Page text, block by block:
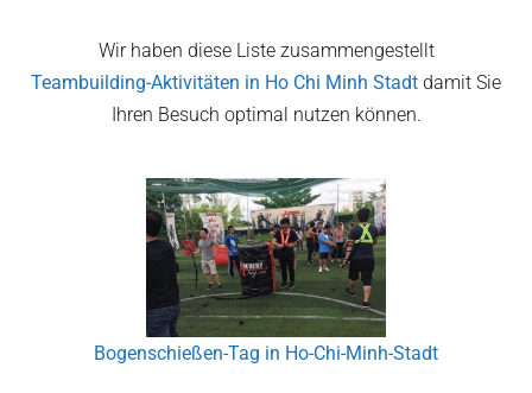
Wir haben diese Liste zusammengestellt
Teambuilding-Aktivitäten in Ho Chi Minh Stadt damit Sie
Ihren Besuch optimal nutzen können.
Bogenschießen-Tag in Ho-Chi-Minh-Stadt